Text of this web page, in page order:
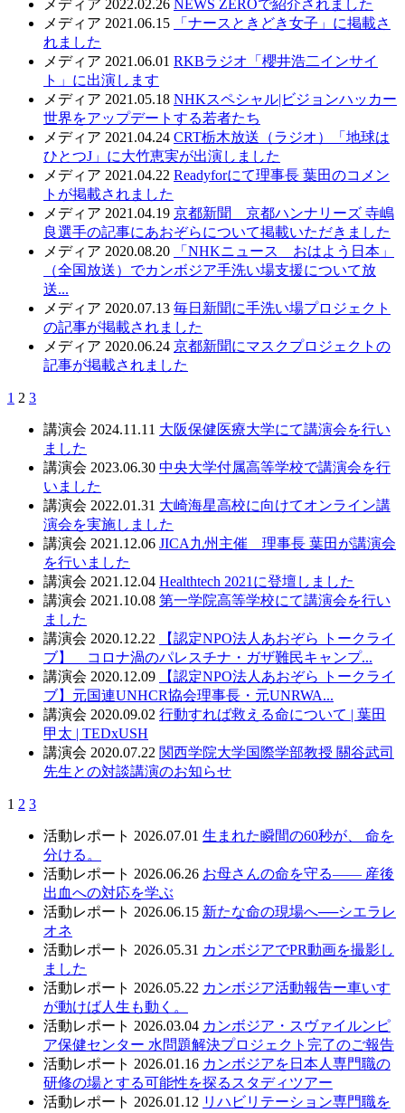
メディア 2022.02.26 NEWS ZEROで紹介されました
メディア 2021.06.15
「ナースときどき女子」に掲載さ
れました
メディア 2021.06.01 RKBラジオ「櫻井浩二インサイ
ト」に出演します
メディア 2021.05.18 NHKスペシャル|ビジョンハッカー
世界をアップデートする若者たち
メディア 2021.04.24 CRT栃木放送（ラジオ）「地球は
ひとつJ」に大竹恵実が出演しました
メディア 2021.04.22 Readyforにて理事長 葉田のコメン
トが掲載されました
メディア 2021.04.19 京都新聞 京都ハンナリーズ 寺嶋
良選手の記事にあおぞらについて掲載いただきました
メディア 2020.08.20
「NHKニュース おはよう日本」
（全国放送）でカンボジア手洗い場支援について放
送...
メディア 2020.07.13 毎日新聞に手洗い場プロジェクト
の記事が掲載されました
メディア 2020.06.24 京都新聞にマスクプロジェクトの
記事が掲載されました
1 2 3
講演会 2024.11.11 大阪保健医療大学にて講演会を行い
ました
講演会 2023.06.30 中央大学付属高等学校で講演会を行
いました
講演会 2022.01.31 大崎海星高校に向けてオンライン講
演会を実施しました
講演会 2021.12.06 JICA九州主催 理事長 葉田が講演会
を行いました
講演会 2021.12.04 Healthtech 2021に登壇しました
講演会 2021.10.08 第一学院高等学校にて講演会を行い
ました
講演会 2020.12.22
【認定NPO法人あおぞら トークライ
ブ】 コロナ渦のパレスチナ・ガザ難民キャンプ...
講演会 2020.12.09
【認定NPO法人あおぞら トークライ
ブ】元国連UNHCR協会理事長・元UNRWA...
講演会 2020.09.02 行動すれば救える命について | 葉田
甲太 | TEDxUSH
講演会 2020.07.22 関西学院大学国際学部教授 關谷武司
先生との対談講演のお知らせ
1 2 3
活動レポート 2026.07.01 生まれた瞬間の60秒が、 命を
分ける。
活動レポート 2026.06.26 お母さんの命を守る—— 産後
出血への対応を学ぶ
活動レポート 2026.06.15 新たな命の現場へ──シエラレ
オネ
活動レポート 2026.05.31 カンボジアでPR動画を撮影し
ました
活動レポート 2026.05.22 カンボジア活動報告ー車いす
が動けば人生も動く。
活動レポート 2026.03.04 カンボジア・スヴァイルンピ
ア保健センター 水問題解決プロジェクト完了のご報告
活動レポート 2026.01.16 カンボジアを日本人専門職の
研修の場とする可能性を探るスタディツアー
活動レポート 2026.01.12 リハビリテーション専門職を